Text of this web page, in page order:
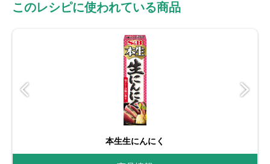
このレシピに使われている商品
本生生にんにく